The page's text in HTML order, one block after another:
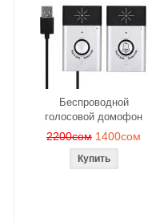
Беспроводной
голосовой домофон
2200сом 1400сом